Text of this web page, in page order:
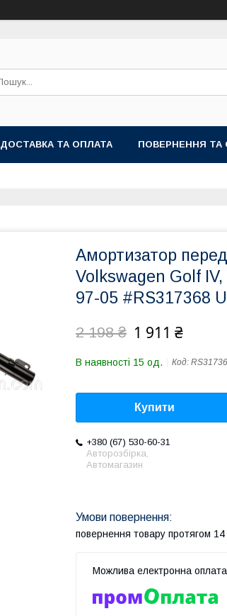
ДОСТАВКА ТА ОПЛАТА ПОВЕРНЕННЯ ТА
Амортизатор
Volkswagen Golf
97-05 #RS317368
2 198 ₴ 1 911 ₴
В наявності 15 од. Код:
Купити
+380 (67) 530-60-31
Авторозбірка,
Автомагазин
повернення товару протягом 14